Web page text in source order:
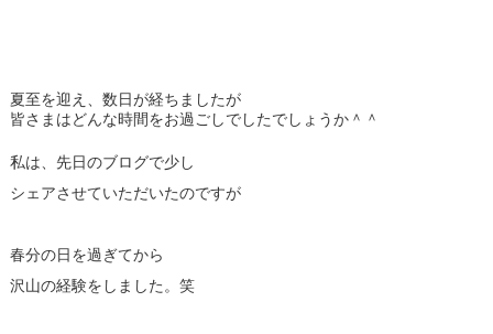
夏至を迎え、数日が経ちましたが
皆さまはどんな時間をお過ごしでしたでしょうか＾＾
私は、先日のブログで少し
シェアさせていただいたのですが
春分の日を過ぎてから
沢山の経験をしました。笑